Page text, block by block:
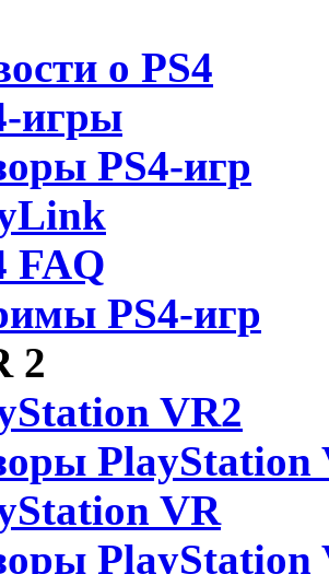
о PS4
игры
PS4-игр
FAQ
PS4-игр
2
VR2
PlayStation
VR
PlayStation